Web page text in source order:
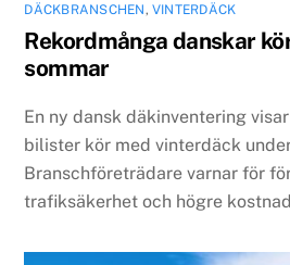
DÄCKBRANSCHEN ,VINTERDÄCK
Rekordmånga danskar
sommar
En ny dansk däkinventering
bilister kör med vinterdäck
Branschföreträdare varnar för
trafiksäkerhet och högre